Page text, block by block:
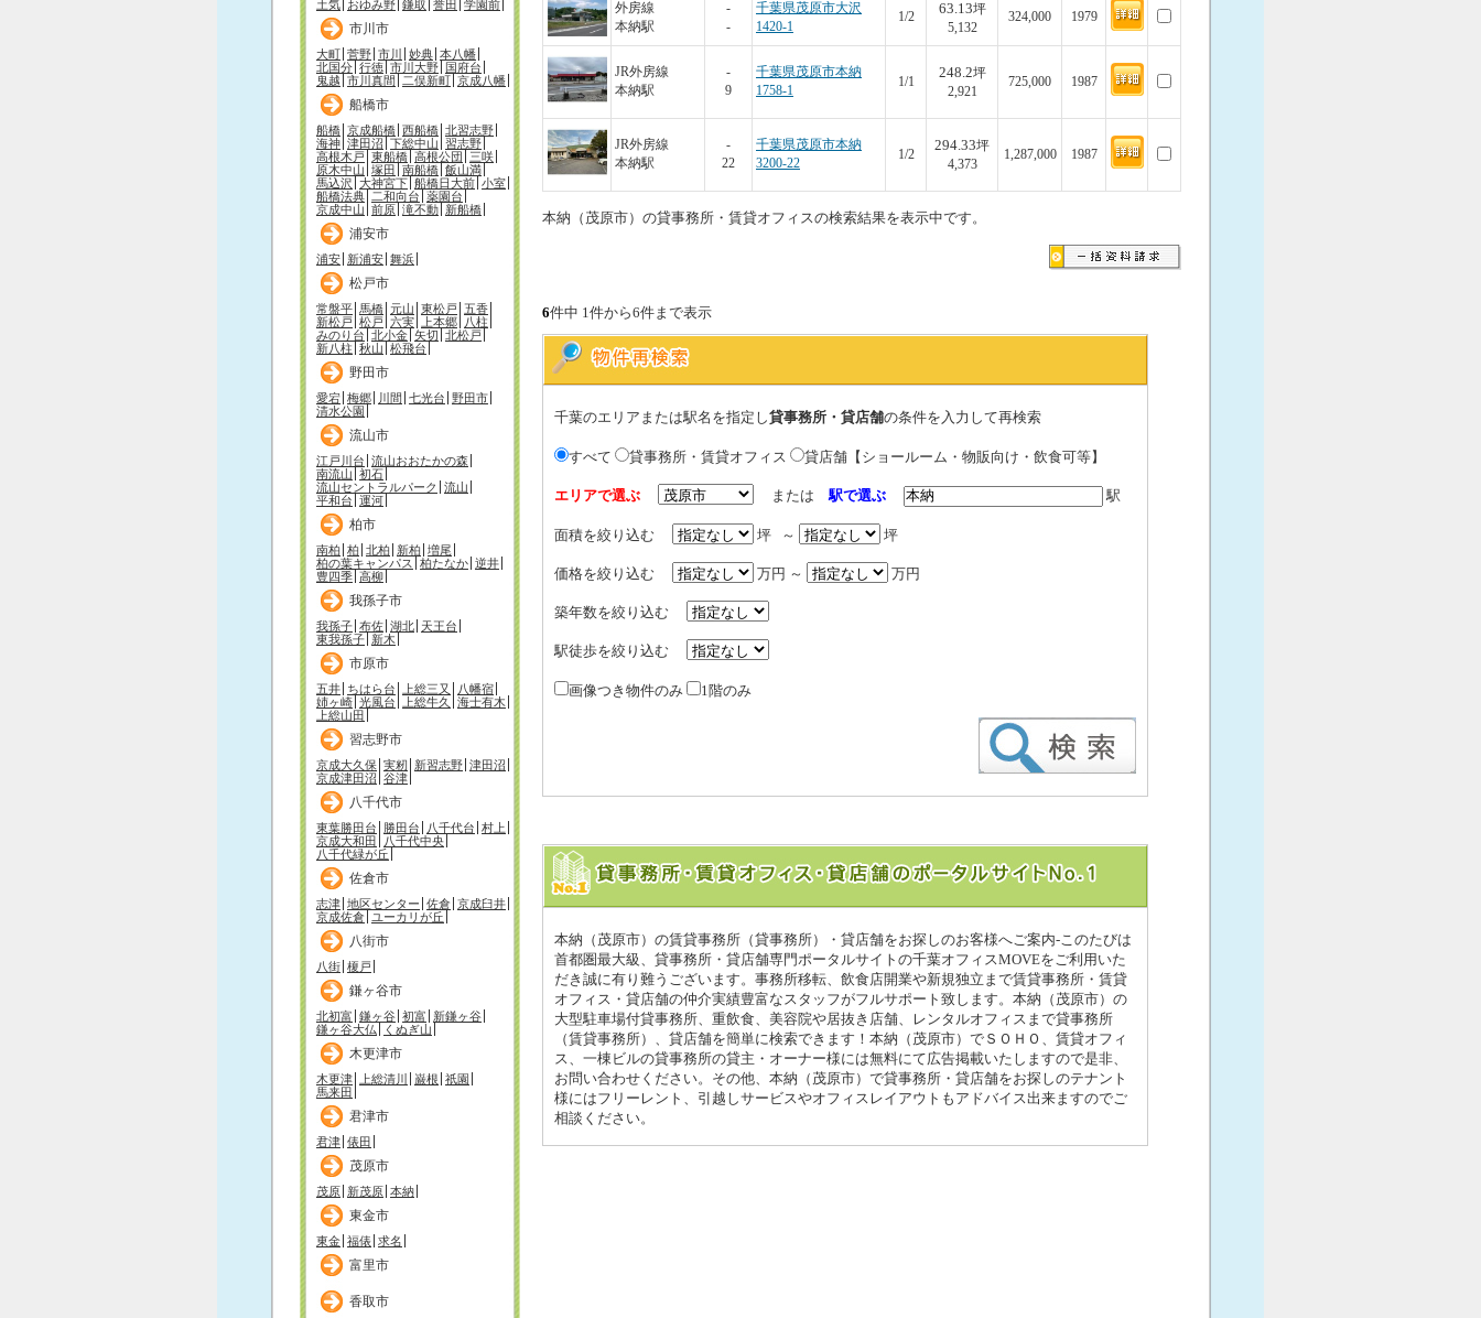
土気 おゆみ野 鎌取 誉田 学園前
市川市
大町 菅野 市川 妙典 本八幡
北国分 行徳 市川大野
国府台
鬼越 市川真間 二俣新町 京成八幡
船橋市
船橋 京成船橋 西船橋 北習志野
海神 津田沼 下総中山 習志野
高根木戸 東船橋 高根公団
三咲
原木中山 塚田 南船橋 飯山満
馬込沢 大神宮下 船橋日大前 小室
船橋法典 二和向台 薬園台
京成中山 前原 滝不動 新船橋
浦安市
浦安 新浦安 舞浜
松戸市
常盤平 馬橋 元山 東松戸 五香
新松戸 松戸 六実 上本郷
八柱
みのり台 北小金 矢切 北松戸
新八柱 秋山 松飛台
野田市
愛宕 梅郷 川間 七光台 野田市
清水公園
流山市
江戸川台 流山おおたかの森
南流山 初石
流山セントラルパーク
流山
平和台 運河
柏市
南柏 柏 北柏 新柏 増尾
柏の葉キャンパス
柏たなか 逆井
豊四季 高柳
我孫子市
我孫子 布佐 湖北 天王台
東我孫子 新木
市原市
五井 ちはら台 上総三又
八幡宿
姉ヶ崎 光風台 上総牛久
海士有木
上総山田
習志野市
京成大久保 実籾 新習志野 津田沼
京成津田沼 谷津
八千代市
東葉勝田台 勝田台 八千代台 村上
京成大和田
八千代中央
八千代緑が丘
佐倉市
志津 地区センター 佐倉 京成臼井
京成佐倉
ユーカリが丘
八街市
八街 榎戸
鎌ヶ谷市
北初富 鎌ヶ谷 初富
新鎌ヶ谷
鎌ヶ谷大仏
くぬぎ山
木更津市
木更津 上総清川 巌根 祇園
馬来田
君津市
君津 俵田
茂原市
茂原 新茂原 本納
東金市
東金 福俵 求名
富里市
香取市
外房線
本納駅
-
-
千葉県茂原市大沢
1420-1
1/2
63.13坪
5,132
324,000 1979
JR外房線
本納駅
-
9
千葉県茂原市本納
1758-1
1/1
248.2坪
2,921
725,000 1987
JR外房線
本納駅
-
22
千葉県茂原市本納
3200-22
1/2
294.33坪
4,373
1,287,000 1987
本納（茂原市）の貸事務所・賃貸オフィスの検索結果を表示中です。
6件中 1件から6件まで表示
千葉のエリアまたは駅名を指定し貸事務所・貸店舗の条件を入力して再検索
すべて 貸事務所・賃貸オフィス 貸店舗【ショールーム・物販向け・飲食可等】
エリアで選ぶ または駅で選ぶ 駅
面積を絞り込む 坪 ～ 坪
価格を絞り込む 万円 ～ 万円
築年数を絞り込む
駅徒歩を絞り込む
画像つき物件のみ 1階のみ
本納（茂原市）の賃貸事務所（貸事務所）・貸店舗をお探しのお客様へご案内-このたびは
首都圏最大級、貸事務所・貸店舗専門ポータルサイトの千葉オフィスMOVEをご利用いた
だき誠に有り難うございます。事務所移転、飲食店開業や新規独立まで賃貸事務所・賃貸
オフィス・貸店舗の仲介実績豊富なスタッフがフルサポート致します。本納（茂原市）の
大型駐車場付貸事務所、重飲食、美容院や居抜き店舗、レンタルオフィスまで貸事務所
（賃貸事務所）、貸店舗を簡単に検索できます！本納（茂原市）でＳＯＨＯ、賃貸オフィ
ス、一棟ビルの貸事務所の貸主・オーナー様には無料にて広告掲載いたしますので是非、
お問い合わせください。その他、本納（茂原市）で貸事務所・貸店舗をお探しのテナント
様にはフリーレント、引越しサービスやオフィスレイアウトもアドバイス出来ますのでご
相談ください。